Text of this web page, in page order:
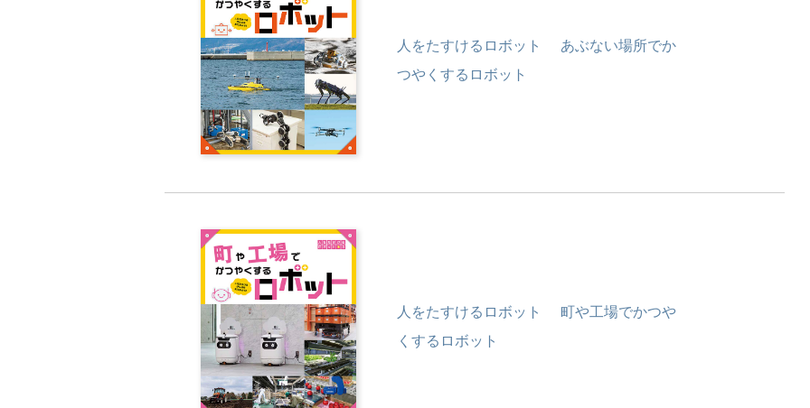
人をたすけるロボット あぶない場所でか
つやくするロボット
人をたすけるロボット 町や工場でかつや
くするロボット